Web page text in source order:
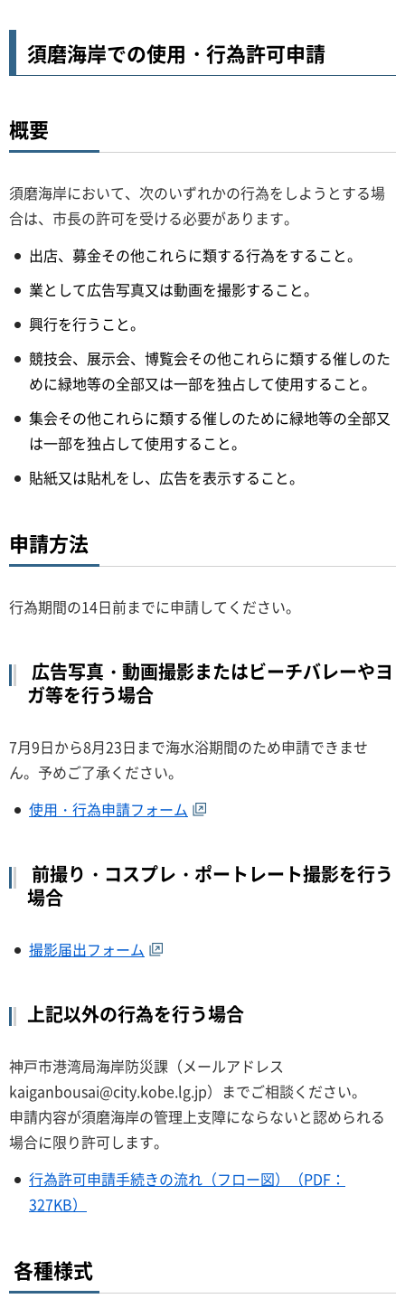
須磨海岸での使用・行為許可申請
概要
須磨海岸において、次のいずれかの行為をしようとする場
合は、市長の許可を受ける必要があります。
出店、募金その他これらに類する行為をすること。
業として広告写真又は動画を撮影すること。
興行を行うこと。
競技会、展示会、博覧会その他これらに類する催しのた
めに緑地等の全部又は一部を独占して使用すること。
集会その他これらに類する催しのために緑地等の全部又
は一部を独占して使用すること。
貼紙又は貼札をし、広告を表示すること。
申請方法
行為期間の14日前までに申請してください。
広告写真・動画撮影またはビーチバレーやヨ
ガ等を行う場合
7月9日から8月23日まで海水浴期間のため申請できませ
ん。予めご了承ください。
使用・行為申請フォーム
前撮り・コスプレ・ポートレート撮影を行う
場合
撮影届出フォーム
上記以外の行為を行う場合
神戸市港湾局海岸防災課（メールアドレス
kaiganbousai@city.kobe.lg.jp）までご相談ください。
申請内容が須磨海岸の管理上支障にならないと認められる
場合に限り許可します。
行為許可申請手続きの流れ（フロー図）（PDF：
327KB）
各種様式